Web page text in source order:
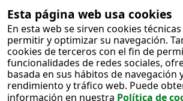
Esta página web usa cookies
En esta web se sirven cookies
permitir y optimizar su navegación.
cookies de terceros con el fin de
funcionalidades de redes sociales,
basada en sus hábitos de navegación
rendimiento y tráfico web. Puede
información en nuestra Política de